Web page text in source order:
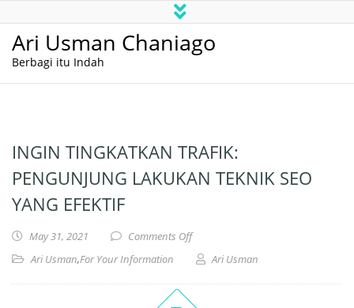
Ari Usman Chaniago
Berbagi itu Indah
INGIN TINGKATKAN TRAFIK:
PENGUNJUNG LAKUKAN TEKNIK SEO
YANG EFEKTIF
May 31, 2021 Comments Offon Ingin Tingkatkan Trafik:
Ari Usman,For Your Information Ari Usman